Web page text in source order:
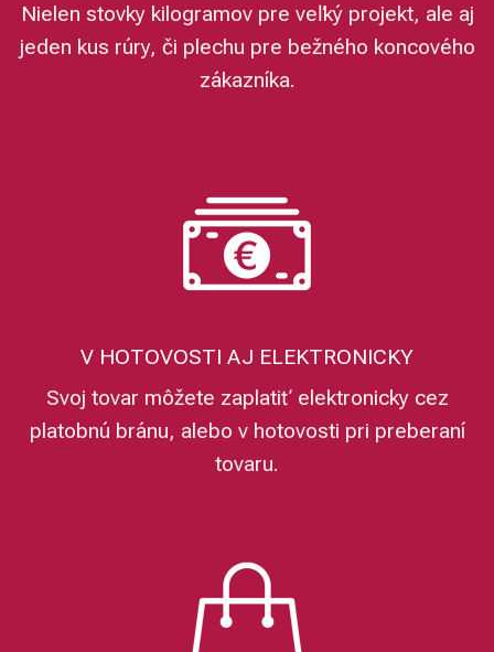
Nielen stovky kilogramov pre veľký projekt, ale aj
jeden kus rúry, či plechu pre bežného koncového
zákazníka.
V HOTOVOSTI AJ ELEKTRONICKY
Svoj tovar môžete zaplatiť elektronicky cez
platobnú bránu, alebo v hotovosti pri preberaní
tovaru.